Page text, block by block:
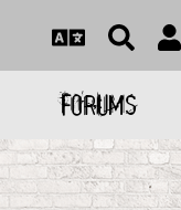
FORUMS